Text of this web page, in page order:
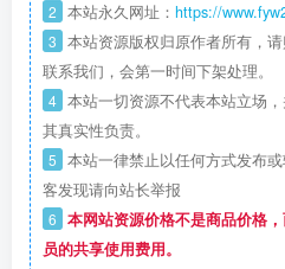
2 本站永久网址： https://
3 本站资源版权归原作者所有，
联系我们，会第一时间下架处理。
4 本站一切资源不代表本站立场
其真实性负责。
5 本站一律禁止以任何方式发布
客发现请向站长举报
6 本网站资源价格不是商品价格
员的共享使用费用。